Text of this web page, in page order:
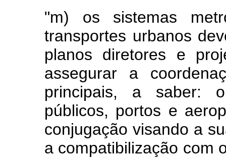
"m) os sistemas
transportes urbanos
planos diretores e
assegurar a
principais, a saber:
públicos, portos e
conjugação visando a
a compatibilização com